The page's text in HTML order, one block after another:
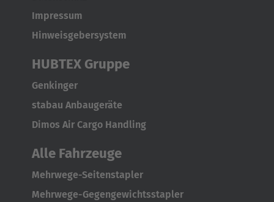
Japanese
Türkiye
Türkçe
Impressum
Hinweisgebersystem
HUBTEX Gruppe
Genkinger
stabau Anbaugeräte
Dimos Air Cargo Handling
Alle Fahrzeuge
Mehrwege-Seitenstapler
Mehrwege-Gegengewichtsstapler